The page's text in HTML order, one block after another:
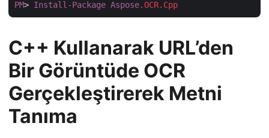
PM> Install-Package Aspose.OCR.Cpp
C++ Kullanarak URL’den
Bir Görüntüde OCR
Gerçekleştirerek Metni
Tanıma